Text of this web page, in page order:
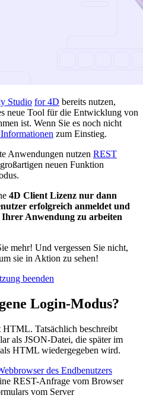
Studio for 4D bereits nutzen,
neue Tool für die Entwicklung von
ist. Wenn Sie es noch nicht
zum Einstieg.
Anwendungen nutzen REST
neuen Funktion
4D Client Lizenz nur dann
erfolgreich anmeldet und
Anwendung zu arbeiten
mehr! Und vergessen Sie nicht,
sie in Aktion zu sehen!
beenden
Login-Modus?
Tatsächlich beschreibt
als JSON-Datei, die später im
HTML wiedergegeben wird.
des Endbenutzers
REST-Anfrage vom Browser
vom Server